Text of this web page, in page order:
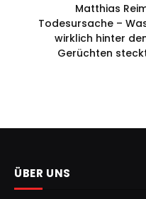
Matthias
Todesursache –
wirklich hinter
Gerüchten
ÜBER UNS